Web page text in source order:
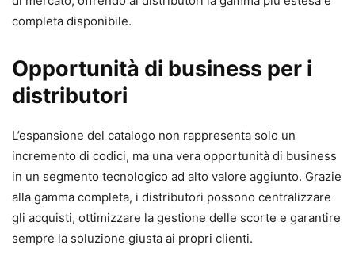
completa disponibile.
Opportunità di business per i
distributori
L’espansione del catalogo non rappresenta solo un
incremento di codici, ma una vera opportunità di business
in un segmento tecnologico ad alto valore aggiunto. Grazie
alla gamma completa, i distributori possono centralizzare
gli acquisti, ottimizzare la gestione delle scorte e garantire
sempre la soluzione giusta ai propri clienti.